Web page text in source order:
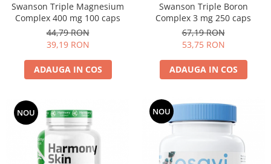
Swanson Triple Magnesium
Complex 400 mg 100 caps
44,79 RON
39,19 RON
ADAUGA IN COS
Swanson Triple Boron
Complex 3 mg 250 caps
67,19 RON
53,75 RON
ADAUGA IN COS
NOU NOU